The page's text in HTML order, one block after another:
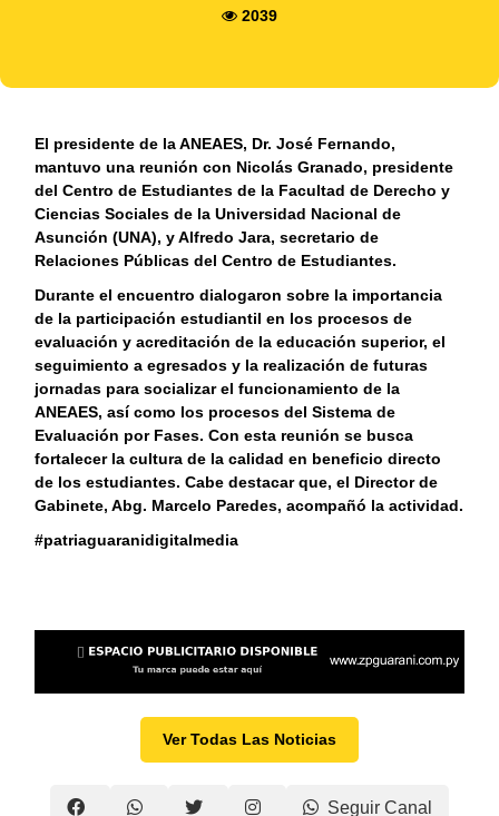
2039
El presidente de la ANEAES, Dr. José Fernando,
mantuvo una reunión con Nicolás Granado, presidente
del Centro de Estudiantes de la Facultad de Derecho y
Ciencias Sociales de la Universidad Nacional de
Asunción (UNA), y Alfredo Jara, secretario de
Relaciones Públicas del Centro de Estudiantes.
Durante el encuentro dialogaron sobre la importancia
de la participación estudiantil en los procesos de
evaluación y acreditación de la educación superior, el
seguimiento a egresados y la realización de futuras
jornadas para socializar el funcionamiento de la
ANEAES, así como los procesos del Sistema de
Evaluación por Fases. Con esta reunión se busca
fortalecer la cultura de la calidad en beneficio directo
de los estudiantes. Cabe destacar que, el Director de
Gabinete, Abg. Marcelo Paredes, acompañó la actividad.
#patriaguaranidigitalmedia
Ver Todas Las Noticias
Seguir Canal